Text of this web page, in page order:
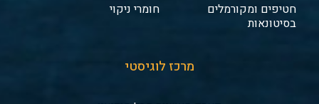
חטיפים ומקורמלים
בסיטונאות
חומרי ניקוי
מרכז לוגיסטי